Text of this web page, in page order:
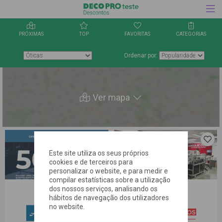
PRÓXIMAS TOP FAVORITAS CATEGORIAS
Ordenar por:
Ver mapa
guardares
a oferta
nos
favoritos
Clica
para
a
nos
Este site utiliza os seus próprios
cookies e de terceiros para
personalizar o website, e para medir e
compilar estatísticas sobre a utilização
dos nossos serviços, analisando os
hábitos de navegação dos utilizadores
no website.